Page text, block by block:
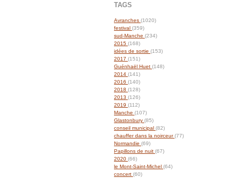
TAGS
Avranches (1020)
festival (359)
sud-Manche (234)
2015 (168)
idées de sortie (153)
2017 (151)
Guénhaël Huet (148)
2014 (141)
2016 (140)
2018 (128)
2013 (126)
2019 (112)
Manche (107)
Glastonbury (85)
conseil municipal (82)
chauffer dans la noirceur(77)
Normandie (69)
Papillons de nuit (67)
2020 (66)
le Mont-Saint-Michel (64)
concert (60)